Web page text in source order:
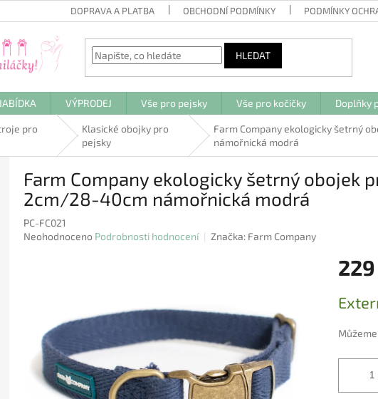
DOPRAVA A PLATBA OBCHODNÍ PODMÍNKY PODMÍNKY
HLEDAT
VÝPRODEJ Vše pro pejsky Vše pro kočičky Doplňky
pro
Klasické obojky pro
pejsky
Farm Company ekologicky šetrný
námořnická modrá
Farm Company ekologicky šetrný obojek
2cm/28-40cm námořnická modrá
PC-FC021
Průměrné
hvězdiček.
Neohodnoceno Podrobnosti hodnocení Značka: Farm Company
cena: